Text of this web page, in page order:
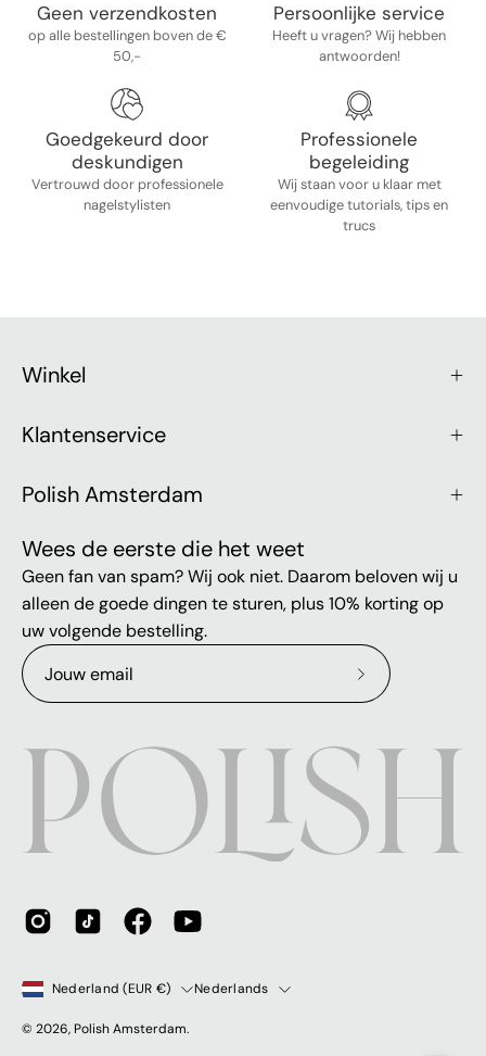
Geen verzendkosten
op alle bestellingen boven de €
50,-
Persoonlijke service
Heeft u vragen? Wij hebben
antwoorden!
Goedgekeurd door
deskundigen
Vertrouwd door professionele
nagelstylisten
Professionele
begeleiding
Wij staan ​​voor u klaar met
eenvoudige tutorials, tips en
trucs
Winkel
Klantenservice
Polish Amsterdam
Wees de eerste die het weet
Geen fan van spam? Wij ook niet. Daarom beloven wij u
alleen de goede dingen te sturen, plus 10% korting op
uw volgende bestelling.
Abonneer
Land
Nederland (EUR €) Taal
Nederlands
© 2026, Polish Amsterdam.